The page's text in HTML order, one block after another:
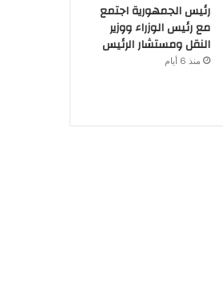
رئيس الجمهورية اجتمع
مع رئيس الوزراء ووزير
النقل ومستشار الرئيس
منذ 6 أيام